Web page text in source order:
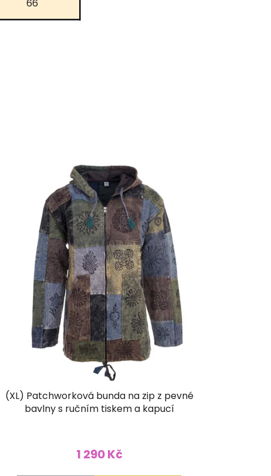
66
(XL) Patchworková bunda na zip z pevné
bavlny s ručním tiskem a kapucí
1 290 Kč